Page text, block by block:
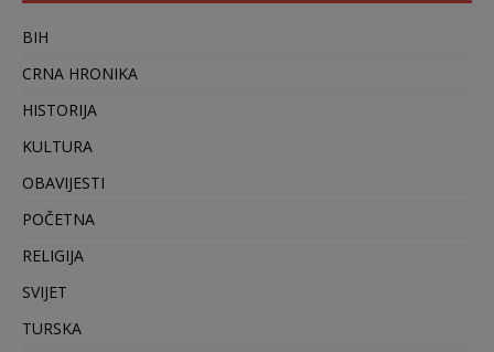
BIH
CRNA HRONIKA
HISTORIJA
KULTURA
OBAVIJESTI
POČETNA
RELIGIJA
SVIJET
TURSKA